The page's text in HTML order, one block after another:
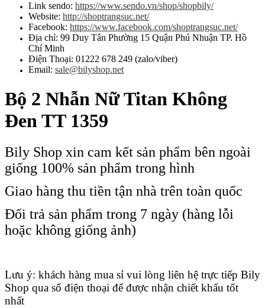
Link sendo: https://www.sendo.vn/shop/shopbily/
Website: http://shoptrangsuc.net/
Facebook: https://www.facebook.com/shoptrangsuc.net/
Địa chỉ: 99 Duy Tân Phường 15 Quận Phú Nhuận TP. Hồ
Chí Minh
Điện Thoại: 01222 678 249 (zalo/viber)
Email: sale@bilyshop.net
Bộ 2 Nhẫn Nữ Titan Không
Đen TT 1359
Bily Shop xin cam kết sản phẩm bên ngoài
giống 100% sản phẩm trong hình
Giao hàng thu tiền tận nhà trên toàn quốc
Đổi trả sản phẩm trong 7 ngày (hàng lỗi
hoặc không giống ảnh)
Lưu ý: khách hàng mua sỉ vui lòng liên hệ trực tiếp Bily
Shop qua số điện thoại để được nhận chiết khấu tốt
nhất